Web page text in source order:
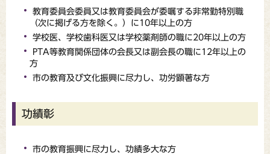
教育委員会委員又は教育委員会が委嘱する非常勤特別職
（次に掲げる方を除く。）に10年以上の方
学校医、学校歯科医又は学校薬剤師の職に20年以上の方
PTA等教育関係団体の会長又は副会長の職に12年以上の
方
市の教育及び文化振興に尽力し、功労顕著な方
功績彰
市の教育振興に尽力し、功績多大な方